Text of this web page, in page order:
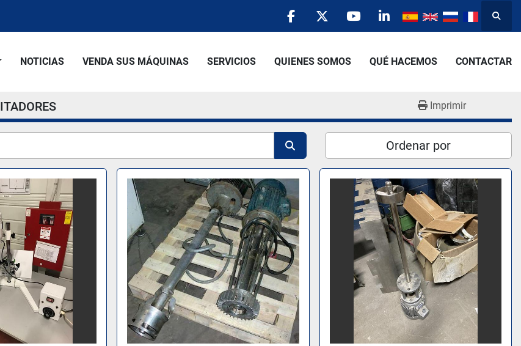
facebooktwitteryoutubelinkedin
NOTICIAS VENDA SUS MÁQUINAS SERVICIOS QUIENES SOMOS QUÉ HACEMOS CONTACTAR
Imprimir
Ordenar por